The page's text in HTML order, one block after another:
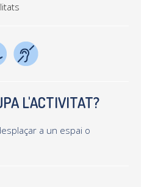
L'ACTIVITAT?
a un espai o